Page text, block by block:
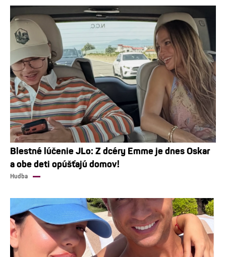
Blestné lúčenie JLo: Z dcéry Emme je dnes Oskar
a obe deti opúšťajú domov!
Hudba